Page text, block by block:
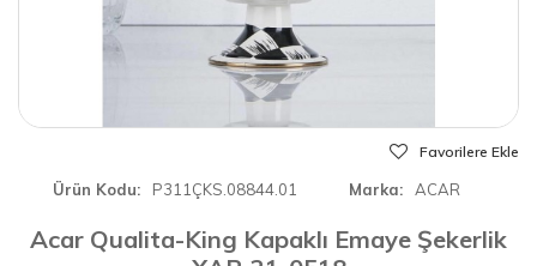
Favorilere Ekle
Ürün Kodu P311ÇKS.08844.01 Marka ACAR
Acar Qualita-King Kapaklı Emaye Şekerlik